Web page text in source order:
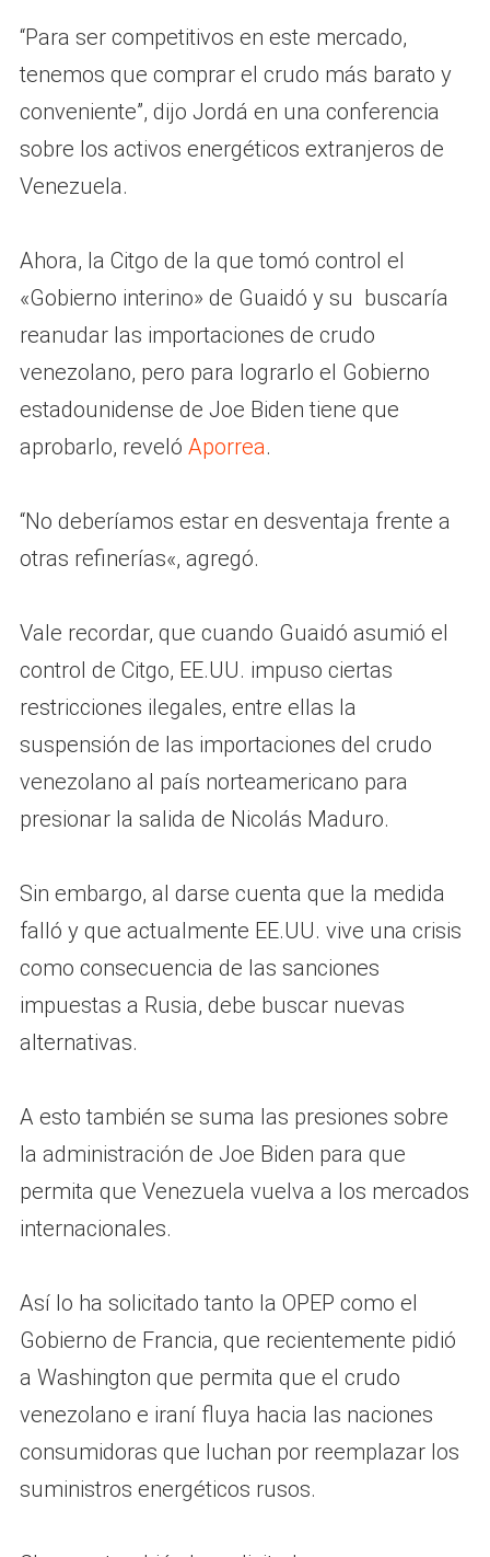
“Para ser competitivos en este mercado,
tenemos que comprar el crudo más barato y
conveniente”, dijo Jordá en una conferencia
sobre los activos energéticos extranjeros de
Venezuela.
Ahora, la Citgo de la que tomó control el
«Gobierno interino» de Guaidó y su buscaría
reanudar las importaciones de crudo
venezolano, pero para lograrlo el Gobierno
estadounidense de Joe Biden tiene que
aprobarlo, reveló Aporrea.
“No deberíamos estar en desventaja frente a
otras refinerías«, agregó.
Vale recordar, que cuando Guaidó asumió el
control de Citgo, EE.UU. impuso ciertas
restricciones ilegales, entre ellas la
suspensión de las importaciones del crudo
venezolano al país norteamericano para
presionar la salida de Nicolás Maduro.
Sin embargo, al darse cuenta que la medida
falló y que actualmente EE.UU. vive una crisis
como consecuencia de las sanciones
impuestas a Rusia, debe buscar nuevas
alternativas.
A esto también se suma las presiones sobre
la administración de Joe Biden para que
permita que Venezuela vuelva a los mercados
internacionales.
Así lo ha solicitado tanto la OPEP como el
Gobierno de Francia, que recientemente pidió
a Washington que permita que el crudo
venezolano e iraní fluya hacia las naciones
consumidoras que luchan por reemplazar los
suministros energéticos rusos.